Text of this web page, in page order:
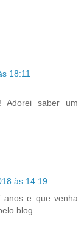
18:11
Adorei saber um
às 14:19
e que venha
blog